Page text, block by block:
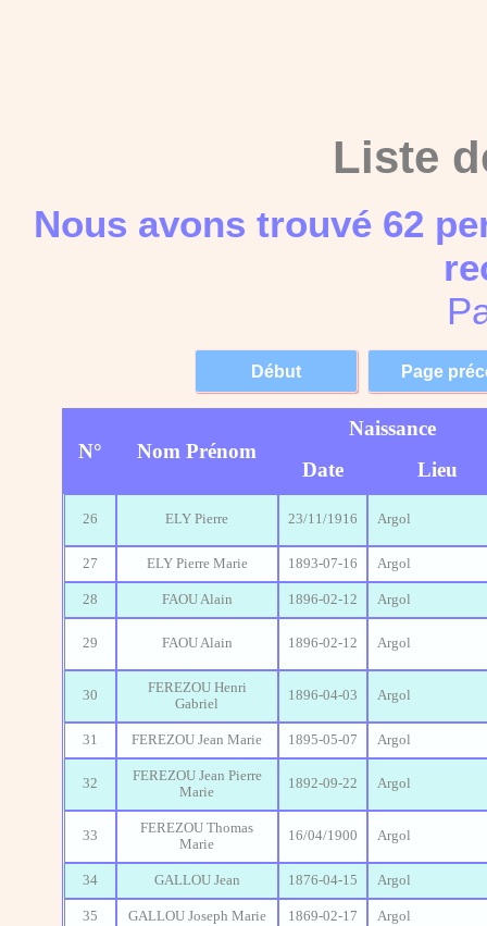
Liste
Nous avons trouvé 62
N° Nom Prénom
Naissance
Date
Lieu
26 ELY Pierre 23/11/1916 Argol
27 ELY Pierre Marie 1893-07-16 Argol
28 FAOU Alain 1896-02-12 Argol
29 FAOU Alain 1896-02-12 Argol
30
FEREZOU Henri
Gabriel
1896-04-03 Argol
31 FEREZOU Jean Marie 1895-05-07 Argol
32
FEREZOU Jean Pierre
Marie
1892-09-22 Argol
33
FEREZOU Thomas
Marie
16/04/1900 Argol
34 GALLOU Jean 1876-04-15 Argol
35 GALLOU Joseph Marie 1869-02-17 Argol